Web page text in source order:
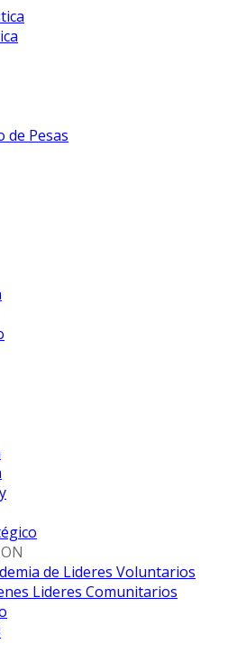
de Pesas
de Lideres Voluntarios
Lideres Comunitarios